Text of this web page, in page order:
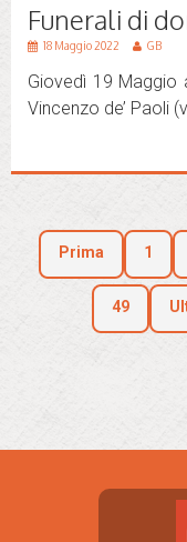
Funerali di
18 Maggio 2022 GB
Giovedì 19 Maggio
Vincenzo de’ Paoli
Prima 1
49